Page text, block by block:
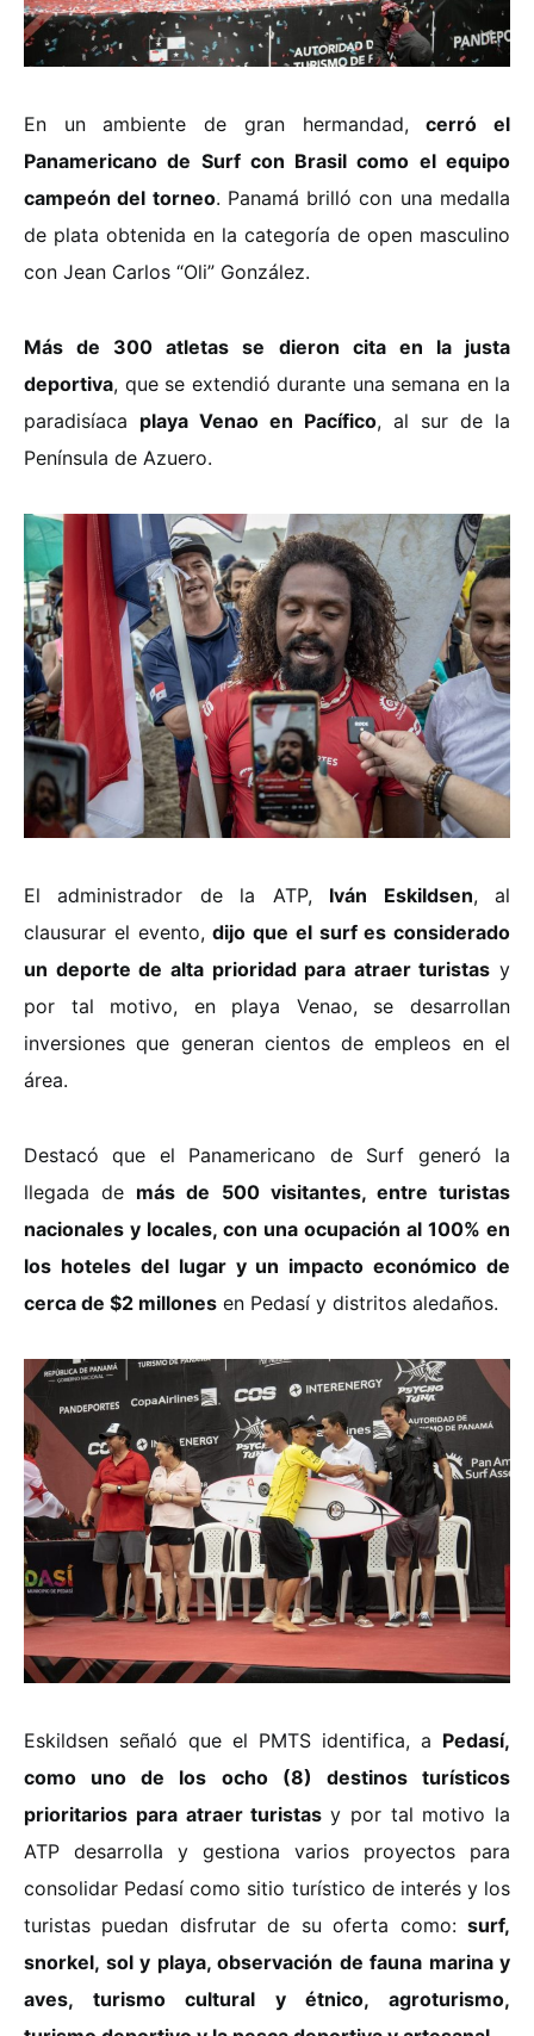
En un ambiente de gran hermandad,cerró el
Panamericano de Surf con Brasil como el equipo
campeón del torneo. Panamá brilló con una medalla
de plata obtenida en la categoría de open masculino
con Jean Carlos “Oli” González.
Más de 300 atletas se dieron cita en la justa
deportiva, que se extendió durante una semana en la
paradisíaca playa Venao en Pacífico, al sur de la
Península de Azuero.
El administrador de la ATP, Iván Eskildsen, al
clausurar el evento,dijo que el surf es considerado
un deporte de alta prioridad para atraer turistas y
por tal motivo, en playa Venao, se desarrollan
inversiones que generan cientos de empleos en el
área.
Destacó que el Panamericano de Surf generó la
llegada de más de 500 visitantes, entre turistas
nacionales y locales, con una ocupación al 100% en
los hoteles del lugar y un impacto económico de
cerca de $2 millones en Pedasí y distritos aledaños.
Eskildsen señaló que el PMTS identifica, a Pedasí,
como uno de los ocho (8) destinos turísticos
prioritarios para atraer turistas y por tal motivo la
ATP desarrolla y gestiona varios proyectos para
consolidar Pedasí como sitio turístico de interés y los
turistas puedan disfrutar de su oferta como: surf,
snorkel, sol y playa, observación de fauna marina y
aves, turismo cultural y étnico, agroturismo,